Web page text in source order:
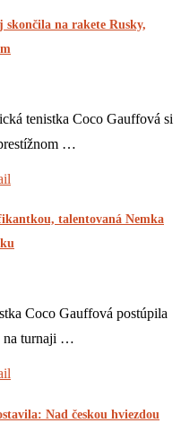
na rakete Rusky,
tenistka Coco Gauffová si
…
talentovaná Nemka
Coco Gauffová postúpila
na turnaji …
Nad českou hviezdou